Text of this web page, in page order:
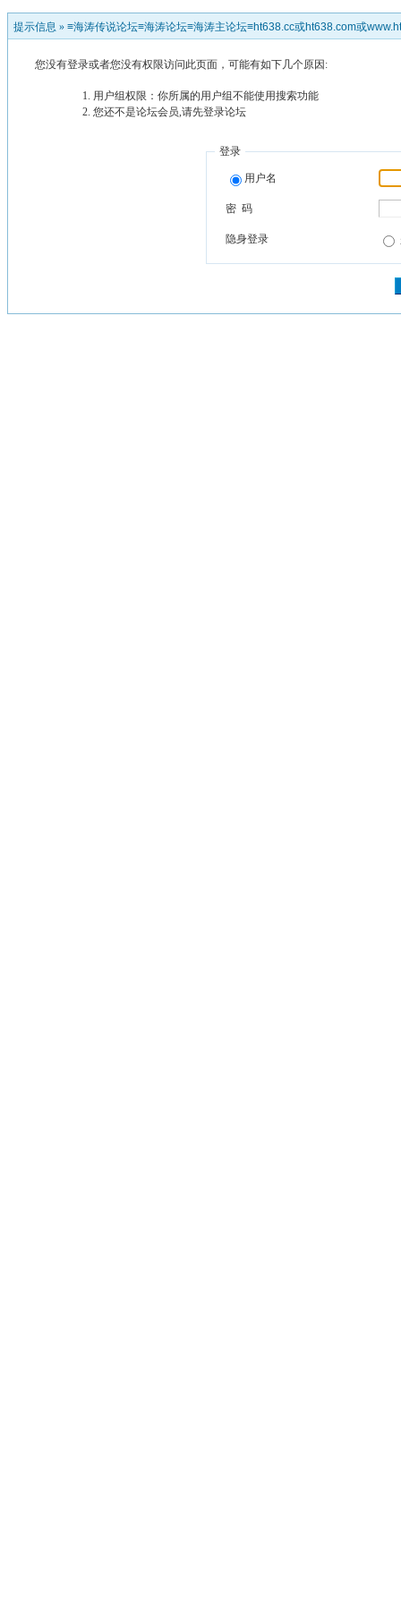
提示信息 » ≡海涛传说论坛≡海涛论坛≡海涛主论坛≡ht638.cc或ht638.com或
您没有登录或者您没有权限访问此页面，可能有如下几个原因:
用户组权限：你所属的用户组不能使用搜索功能
您还不是论坛会员,请先登录论坛
登录
用户名
密 码
隐身登录